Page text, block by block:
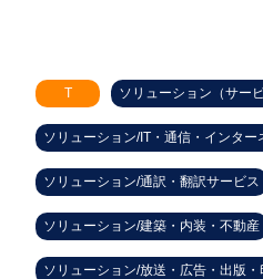
T ソリューション（サービ
ソリューション/IT・通信・インター
ソリューション/通訳・翻訳サービス
ソリューション/建築・内装・不動産
ソリューション/放送・広告・出版・